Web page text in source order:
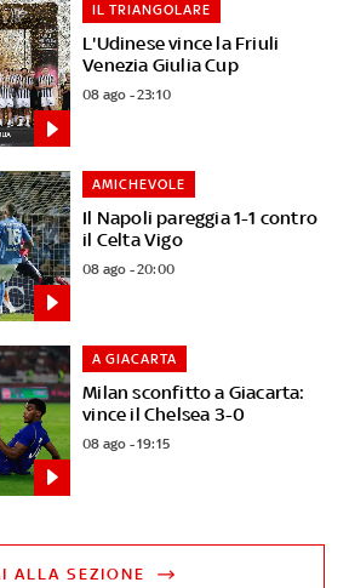
L'Udinese vince la Friuli
Venezia Giulia Cup
IL TRIANGOLARE
08 ago - 23:10
Il Napoli pareggia 1-1 contro
il Celta Vigo
AMICHEVOLE
08 ago - 20:00
Milan sconfitto a Giacarta:
vince il Chelsea 3-0
A GIACARTA
08 ago - 19:15
ALLA SEZIONE